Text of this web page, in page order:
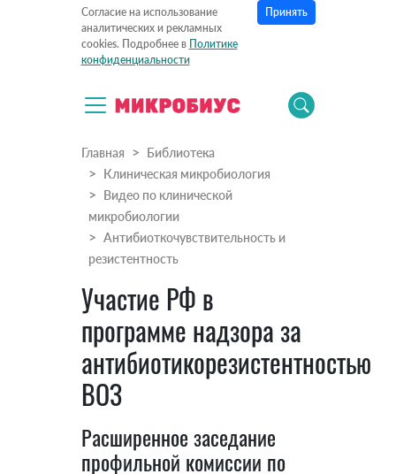
Согласие на использование
аналитических и рекламных
cookies. Подробнее в Политике
конфиденциальности
Принять
Главная
Библиотека
Клиническая микробиология
Видео по клинической
микробиологии
Антибиоткочувствительность и
резистентность
Участие РФ в
программе надзора за
антибиотикорезистентностью
ВОЗ
Расширенное заседание
профильной комиссии по